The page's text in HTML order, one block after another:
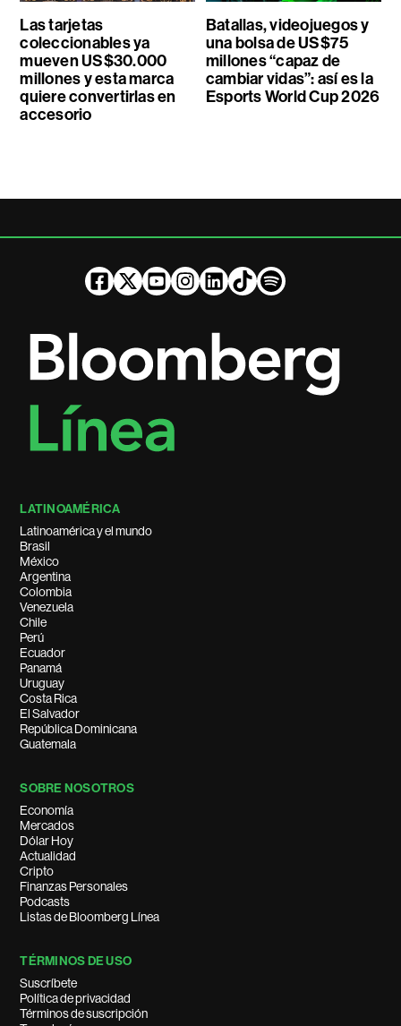
Las tarjetas
coleccionables ya
mueven US$30.000
millones y esta marca
quiere convertirlas en
accesorio
Batallas, videojuegos y
una bolsa de US$75
millones “capaz de
cambiar vidas”: así es la
Esports World Cup 2026
LATINOAMÉRICA
Latinoamérica y el mundo
Brasil
México
Argentina
Colombia
Venezuela
Chile
Perú
Ecuador
Panamá
Uruguay
Costa Rica
El Salvador
República Dominicana
Guatemala
SOBRE NOSOTROS
Economía
Mercados
Dólar Hoy
Actualidad
Cripto
Finanzas Personales
Podcasts
Listas de Bloomberg Línea
TÉRMINOS DE USO
Suscríbete
Política de privacidad
Términos de suscripción